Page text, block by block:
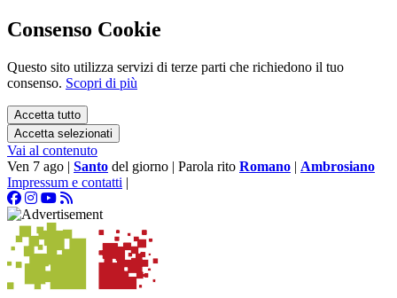
Consenso Cookie
Questo sito utilizza servizi di terze parti che richiedono il tuo
consenso. Scopri di più
Accetta tutto
Accetta selezionati
Vai al contenuto
Ven 7 ago | Santo del giorno | Parola rito Romano | Ambrosiano
Impressum e contatti |